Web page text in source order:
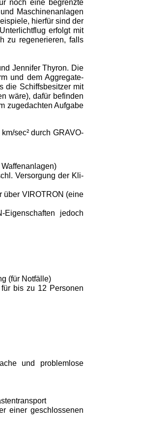
noch eine begrenzte
Maschinenanlagen
hierfür sind der
erfolgt mit
zu regenerieren, falls
Jennifer Thyron. Die
und dem Aggregate-
die Schiffsbe­sitzer mit
wäre), dafür befinden
zugedachten Aufgabe
sec² durch GRAVO-
Versorgung der Kli­
über VIROTRON (eine
jedoch
(für Notfälle)
bis zu 12 Personen
und problemlose
einer geschlossenen